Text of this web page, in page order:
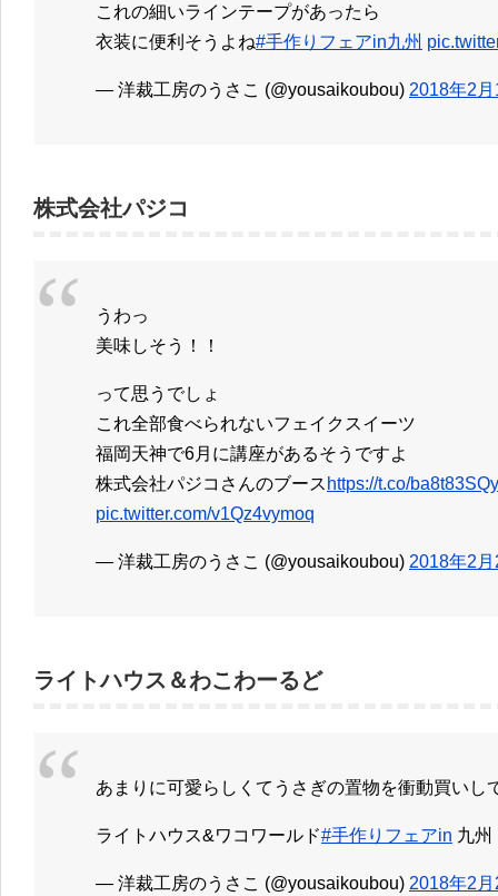
これの細いラインテープがあったら
衣装に便利そうよね#手作りフェアin九州
— 洋裁工房のうさこ (@yousaikoubou) 2018年2
株式会社パジコ
うわっ
美味しそう！！
って思うでしょ
これ全部食べられないフェイクスイーツ
福岡天神で6月に講座があるそうですよ
株式会社パジコさんのブース https://t.co/
pic.twitter.com/v1Qz4vymoq
— 洋裁工房のうさこ (@yousaikoubou) 2018年2
ライトハウス＆わこわーるど
あまりに可愛らしくてうさぎの置物を衝動買いし
ライトハウス&ワコワールド#手作りフェアin 九州
— 洋裁工房のうさこ (@yousaikoubou) 2018年2